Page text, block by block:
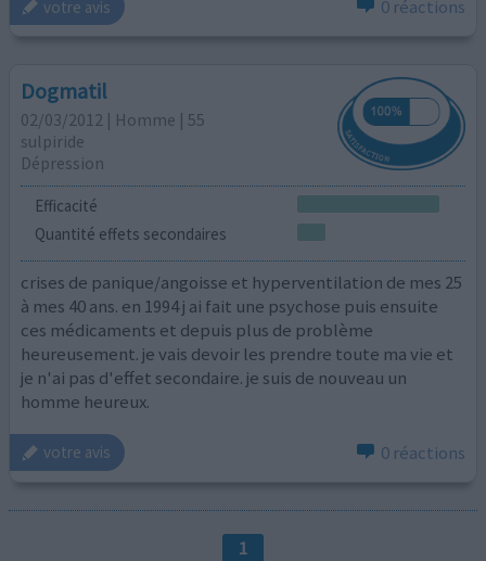
votre avis 0 réactions
Dogmatil
02/03/2012 | Homme | 55
sulpiride
Dépression
Efficacité
Quantité effets secondaires
crises de panique/angoisse et hyperventilation de mes 25
à mes 40 ans. en 1994 j ai fait une psychose puis ensuite
ces médicaments et depuis plus de problème
heureusement. je vais devoir les prendre toute ma vie et
je n'ai pas d'effet secondaire. je suis de nouveau un
homme heureux.
votre avis 0 réactions
1